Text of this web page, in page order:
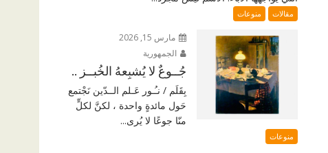
مقالات منوعات
مارس 15, 2026
الجمهورية
جُــوعٌ لا يُشبِعهُ الخُبــز ..
بِقَلَم / نـُـور عَـلم الــدّين نَجْتمع
حَول مائدةٍ واحدة ، لكنَّ لكلٍّ
منّا جوعًا لا يُرى...
منوعات